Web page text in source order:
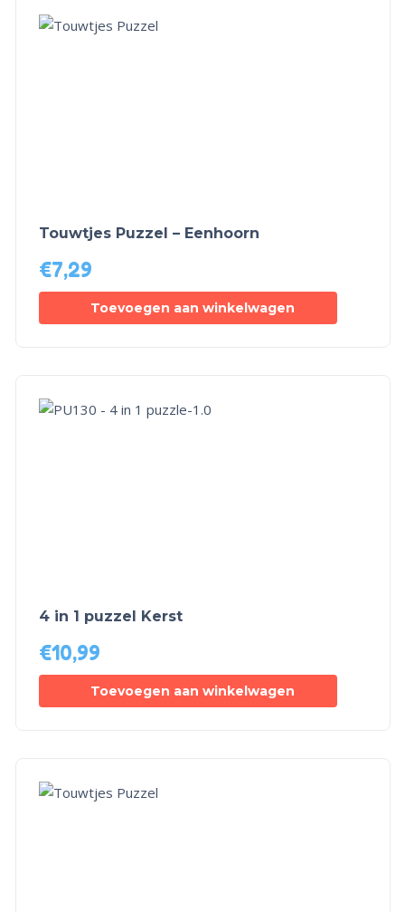
Touwtjes Puzzel – Eenhoorn
€7,29
Toevoegen aan winkelwagen
4 in 1 puzzel Kerst
€10,99
Toevoegen aan winkelwagen